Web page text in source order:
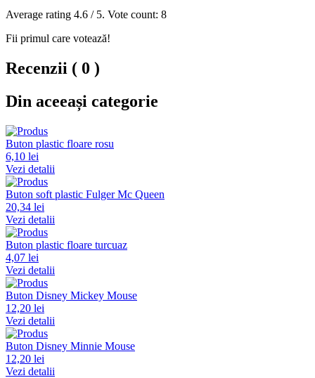
Average rating 4.6 / 5. Vote count: 8
Fii primul care votează!
Recenzii ( 0 )
Din aceeași categorie
Buton plastic floare rosu
6,10 lei
Vezi detalii
Buton soft plastic Fulger Mc Queen
20,34 lei
Vezi detalii
Buton plastic floare turcuaz
4,07 lei
Vezi detalii
Buton Disney Mickey Mouse
12,20 lei
Vezi detalii
Buton Disney Minnie Mouse
12,20 lei
Vezi detalii